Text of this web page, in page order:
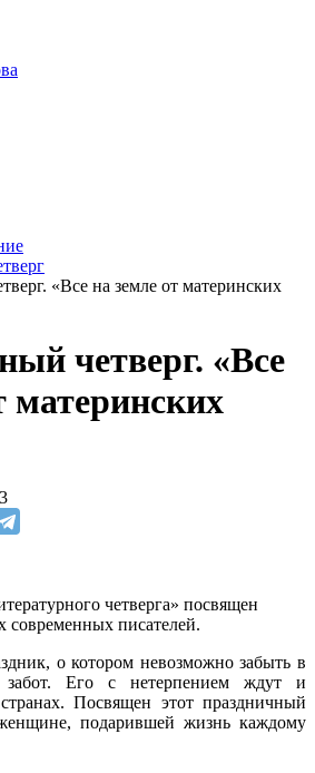
«Все на земле от материнских
четверг. «Все
материнских
четверга» посвящен
современных писателей.
о котором невозможно забыть в
забот. Его с нетерпением ждут и
Посвящен этот праздничный
подарившей жизнь каждому